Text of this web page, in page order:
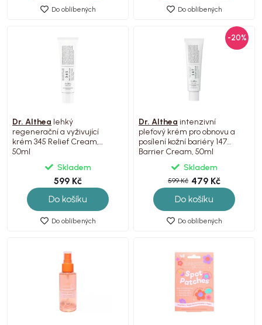
Do oblíbených Do oblíbených
Dr. Althea lehký
regenerační a vyživující
krém 345 Relief Cream,
50ml
Skladem
599 Kč
Do košíku
Do oblíbených
-20%
Dr. Althea intenzivní
pleťový krém pro obnovu a
posílení kožní bariéry 147
Barrier Cream, 50ml
Skladem
599 Kč 479 Kč
Do košíku
Do oblíbených